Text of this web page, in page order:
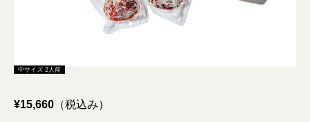
中サイズ 2人前
¥15,660 （税込み）